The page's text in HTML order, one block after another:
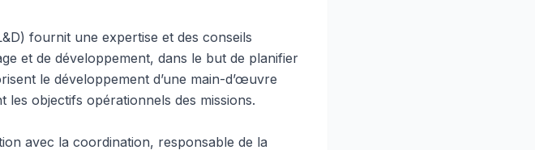
fournit une expertise et des conseils
et de développement, dans le but de planifier
le développement d’une main-d’œuvre
objectifs opérationnels des missions.
avec la coordination, responsable de la